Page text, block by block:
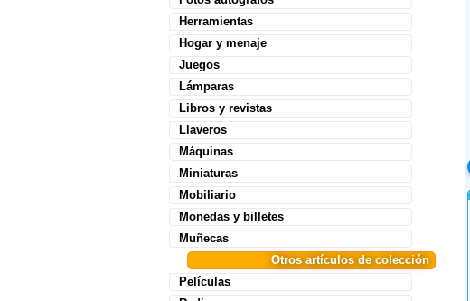
Herramientas
Hogar y menaje
Juegos
Lámparas
Libros y revistas
Llaveros
Máquinas
Miniaturas
Mobiliario
Monedas y billetes
Muñecas
Otros artículos de colección
Películas